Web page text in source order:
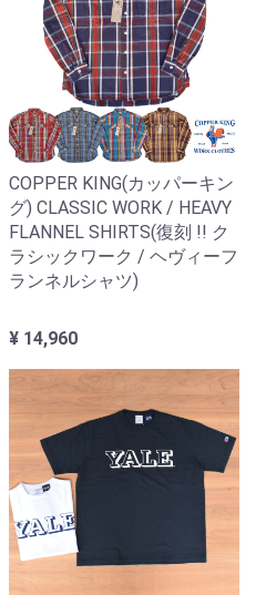
COPPER KING(カッパーキン
グ) CLASSIC WORK / HEAVY
FLANNEL SHIRTS(復刻 !! ク
ラシックワーク / ヘヴィーフ
ランネルシャツ)
¥ 14,960